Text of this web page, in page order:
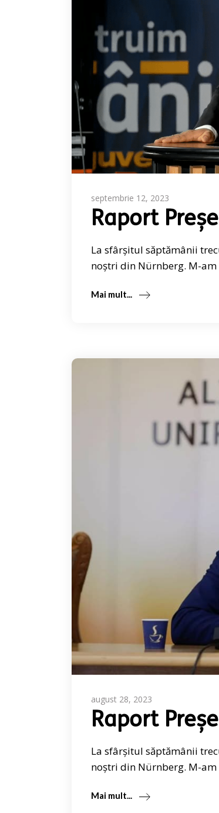
septembrie 12, 2023
Raport
La sfârșitul săptămânii
noștri din Nürnberg. M-am
Mai mult...
august 28, 2023
Raport
La sfârșitul săptămânii
noștri din Nürnberg. M-am
Mai mult...